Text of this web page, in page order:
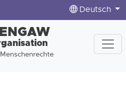
Deutsch